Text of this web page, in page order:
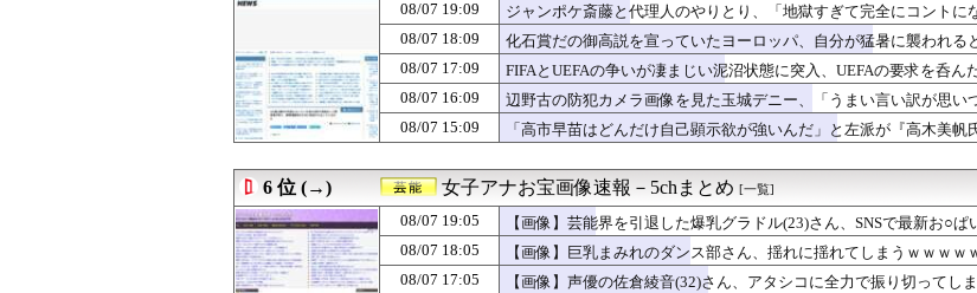
08/07 18:31
阪神 小谷野栄一、片山大樹コーチが体調不良でベンチ外、2軍からコーチ合流
後藤真希さん、ブラジャーの位置を間違えてしまう
08/07 18:30
菅井友香ちゃんのスゲエ『ふくらみ』、大変なことになってるって...
08/07 18:30
【FEH】闘技ホモがバリバリ現役なのにそれの上位互換みたいなの出してくると
08/07 18:30
ショートスリーパー堀大輔さん、生配信で「寝たほうがいんじゃないですか？」
08/07 18:30
【デレマス】810プロエアコン騒動【ぷちかれシリーズ】
08/07 18:30
NEWS、合算アルバム1位 オリコン週間音楽ランキング2冠
08/07 18:29
ファイアーエムブレム新作、エッチキャラ登場で始まる
08/07 18:29
経済大国の日本、世界に売るものがなさすぎて史上初めて韓国台湾に輸出額抜かさ
08/07 18:27
ぶっちゃけ普通の肉よりひき肉の方がうまくね？
08/07 18:26
東京駅近くに「地下シェルター」整備を正式表明（※画像あり）
08/07 18:25
【驚愕】風俗嬢だけど男どもに一言言いたいことがあるｗｗｗｗｗｗｗｗｗwwww
08/07 18:24
れいわ新選組、公式グッズ半額セールｗｗｗｗ
08/07 19:09
ジャンポケ斎藤と代理人のやりとり、「地獄すぎて完全にコント
08/07 18:09
化石賞だの御高説を宣っていたヨーロッパ、自分が猛暑に襲われ
08/07 17:09
FIFAとUEFAの争いが凄まじい泥沼状態に突入、UEFAの要求を呑
08/07 16:09
辺野古の防犯カメラ画像を見た玉城デニー、「うまい言い訳が思
ントを……
08/07 15:09
「高市早苗はどんだけ自己顕示欲が強いんだ」と左派が『高木美
6 位 (→) 女子アナお宝画像速報－5chまとめ [一覧]
08/07 19:05
【画像】芸能界を引退した爆乳グラドル(23)さん、SNSで最新お○
08/07 18:05
【画像】巨乳まみれのダンス部さん、揺れに揺れてしまうｗｗｗｗ
08/07 17:05
【画像】声優の佐倉綾音(32)さん、アタシコに全力で振り切ってし